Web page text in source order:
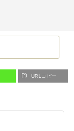
URLコピー